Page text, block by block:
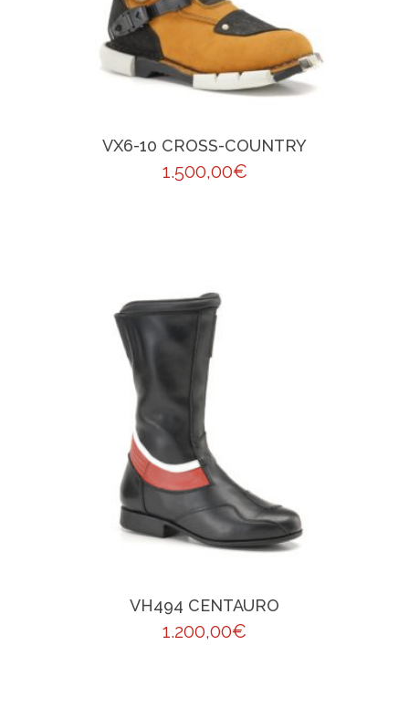
VX6-10 CROSS-COUNTRY
1.500,00€
VH494 CENTAURO
1.200,00€